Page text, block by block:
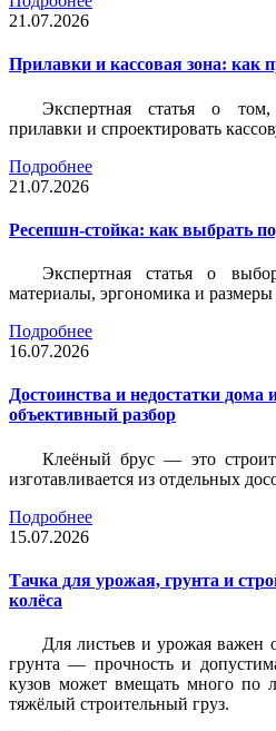
21.07.2026
Прилавки и кассовая зона: как
Экспертная статья о
прилавки и спроектировать
Подробнее
21.07.2026
Ресепшн-стойка: как выбрать
Экспертная статья о
материалы, эргономика и размеры
Подробнее
16.07.2026
Достоинства и недостатки дома
объективный разбор
Клеёный брус — это
изготавливается из отдельных
Подробнее
15.07.2026
Тачка для урожая, грунта и
колёса
Для листьев и урожая важен
грунта — прочность и
кузов может вмещать много по
тяжёлый строительный груз.